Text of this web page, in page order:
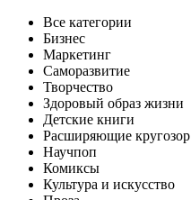
Все категории
Бизнес
Маркетинг
Саморазвитие
Творчество
Здоровый образ жизни
Детские книги
Расширяющие кругозор
Научпоп
Комиксы
Культура и искусство